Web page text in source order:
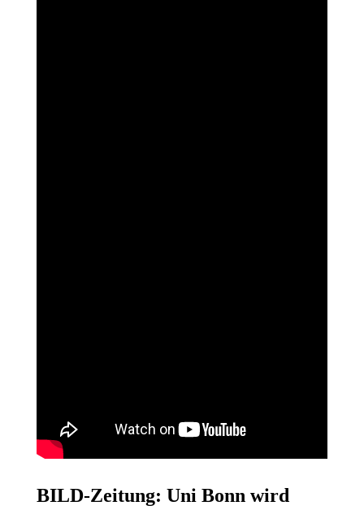
BILD-Zeitung: Uni Bonn wird